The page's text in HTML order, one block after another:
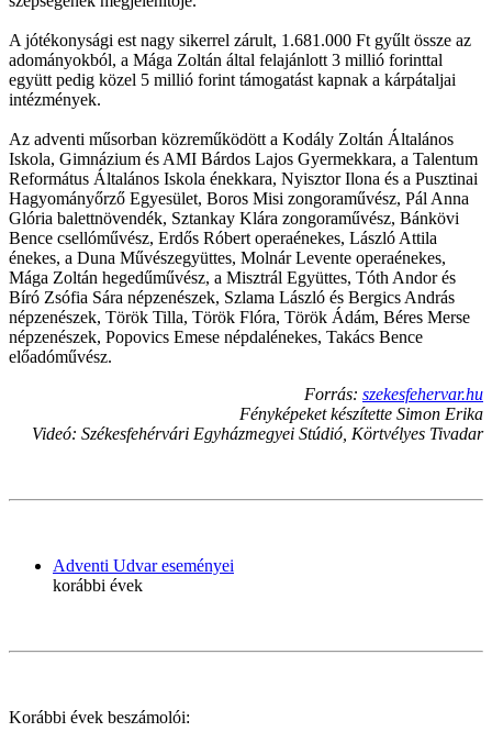
A jótékonysági est nagy sikerrel zárult, 1.681.000 Ft gyűlt össze az
adományokból, a Mága Zoltán által felajánlott 3 millió forinttal
együtt pedig közel 5 millió forint támogatást kapnak a kárpátaljai
intézmények.
Az adventi műsorban közreműködött a Kodály Zoltán Általános
Iskola, Gimnázium és AMI Bárdos Lajos Gyermekkara, a Talentum
Református Általános Iskola énekkara, Nyisztor Ilona és a Pusztinai
Hagyományőrző Egyesület, Boros Misi zongoraművész, Pál Anna
Glória balettnövendék, Sztankay Klára zongoraművész, Bánkövi
Bence csellóművész, Erdős Róbert operaénekes, László Attila
énekes, a Duna Művészegyüttes, Molnár Levente operaénekes,
Mága Zoltán hegedűművész, a Misztrál Együttes, Tóth Andor és
Bíró Zsófia Sára népzenészek, Szlama László és Bergics András
népzenészek, Török Tilla, Török Flóra, Török Ádám, Béres Merse
népzenészek, Popovics Emese népdalénekes, Takács Bence
előadóművész.
Forrás: szekesfehervar.hu
Fényképeket készítette Simon Erika
Videó: Székesfehérvári Egyházmegyei Stúdió, Körtvélyes Tivadar
Adventi Udvar eseményei
korábbi évek
Korábbi évek beszámolói: